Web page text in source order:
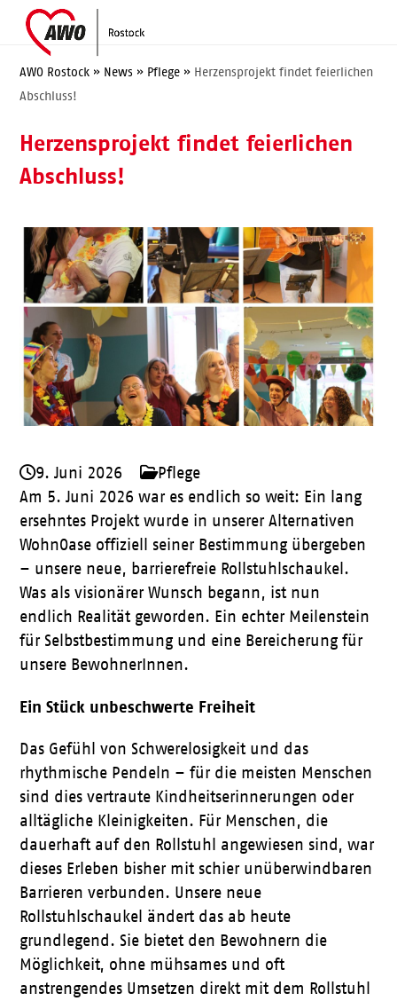
content
Open
mobile
menu
Close
mobile
menu
AWO Rostock » News » Pflege » Herzensprojekt findet feierlichen
Abschluss!
Herzensprojekt findet feierlichen
Abschluss!
9. Juni 2026
Pflege
Am 5. Juni 2026 war es endlich so weit: Ein lang
ersehntes Projekt wurde in unserer Alternativen
WohnOase offiziell seiner Bestimmung übergeben
– unsere neue, barrierefreie Rollstuhlschaukel.
Was als visionärer Wunsch begann, ist nun
endlich Realität geworden. Ein echter Meilenstein
für Selbstbestimmung und eine Bereicherung für
unsere BewohnerInnen.
Ein Stück unbeschwerte Freiheit
Das Gefühl von Schwerelosigkeit und das
rhythmische Pendeln – für die meisten Menschen
sind dies vertraute Kindheitserinnerungen oder
alltägliche Kleinigkeiten. Für Menschen, die
dauerhaft auf den Rollstuhl angewiesen sind, war
dieses Erleben bisher mit schier unüberwindbaren
Barrieren verbunden. Unsere neue
Rollstuhlschaukel ändert das ab heute
grundlegend. Sie bietet den Bewohnern die
Möglichkeit, ohne mühsames und oft
anstrengendes Umsetzen direkt mit dem Rollstuhl